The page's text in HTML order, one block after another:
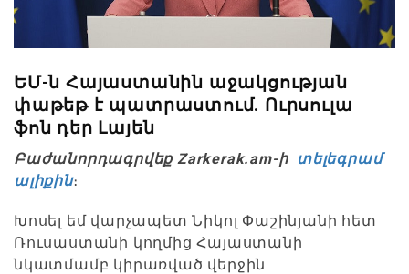
ԵՄ-ն Հայաստանին աջակցության
փաթեթ է պատրաստում. Ուրսուլա
ֆոն դեր Լայեն
Բաժանորդագրվեք Zarkerak.am-ի տելեգրամ
ալիքին։
Խոսել եմ վարչապետ Նիկոլ Փաշինյանի հետ
Ռուսաստանի կողմից Հայաստանի
նկատմամբ կիրառված վերջին